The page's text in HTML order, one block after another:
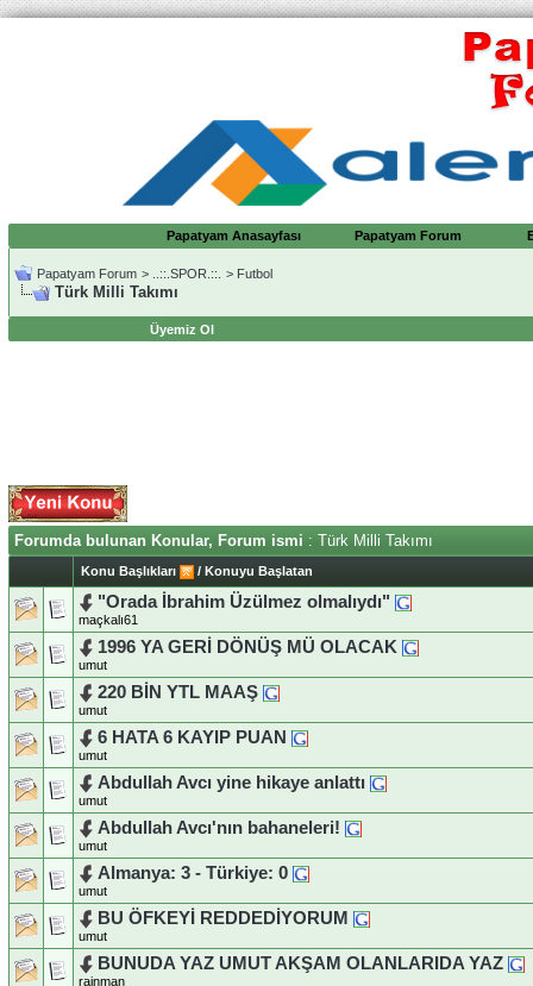
Papatyam Anasayfası Papatyam Forum
Papatyam Forum > ..::.SPOR.::. > Futbol
Türk Milli Takımı
Üyemiz Ol
Forumda bulunan Konular, Forum ismi : Türk Milli Takımı
Konu Başlıkları / Konuyu Başlatan
"Orada İbrahim Üzülmez olmalıydı"
maçkalı61
1996 YA GERİ DÖNÜŞ MÜ OLACAK
umut
220 BİN YTL MAAŞ
umut
6 HATA 6 KAYIP PUAN
umut
Abdullah Avcı yine hikaye anlattı
umut
Abdullah Avcı'nın bahaneleri!
umut
Almanya: 3 - Türkiye: 0
umut
BU ÖFKEYİ REDDEDİYORUM
umut
BUNUDA YAZ UMUT AKŞAM OLANLARIDA YAZ
rainman